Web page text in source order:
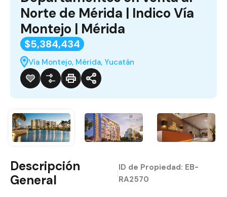
Norte de Mérida | Indico Vía
Montejo | Mérida
$5,384,434
Vía Montejo, Mérida, Yucatán
Descripción
General
ID de Propiedad: EB-
RA2570